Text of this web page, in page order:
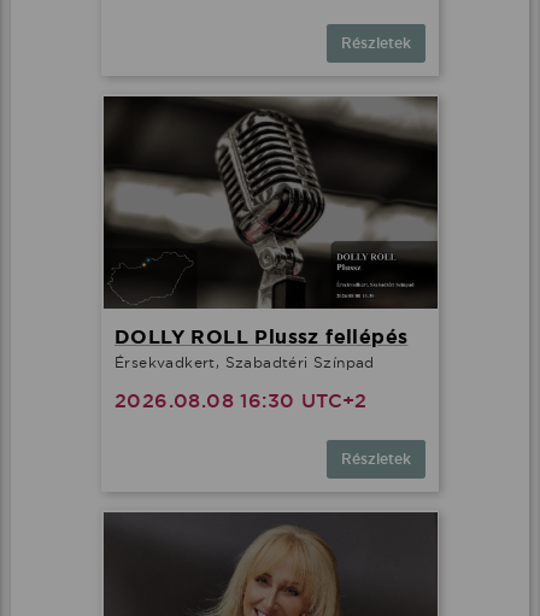
Részletek
DOLLY ROLL Plussz fellépés
Érsekvadkert, Szabadtéri Színpad
2026.08.08 16:30 UTC+2
Részletek